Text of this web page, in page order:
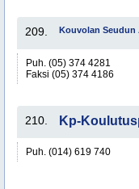
209. Kouvolan Seudun
Puh. (05) 374 4281
Faksi (05) 374 4186
210. Kp-
Puh. (014) 619 740